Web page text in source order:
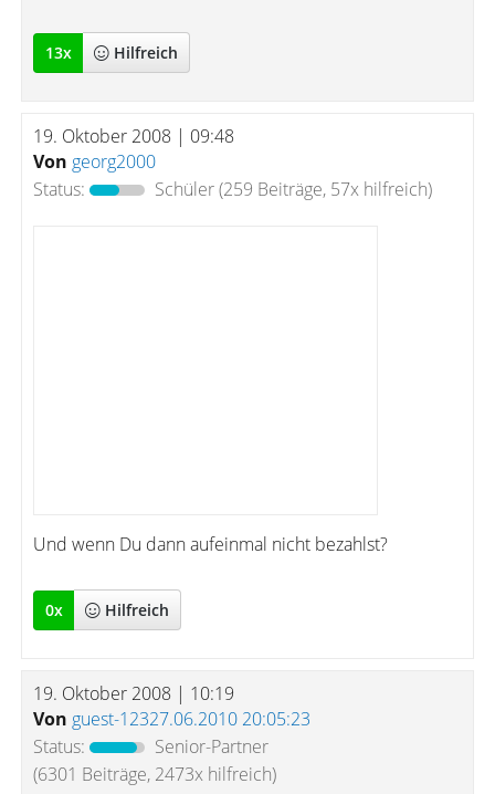
13x Hilfreich
19. Oktober 2008 | 09:48
Von georg2000
Status:
Schüler(259 Beiträge, 57x hilfreich)
Und wenn Du dann aufeinmal nicht bezahlst?
0x Hilfreich
19. Oktober 2008 | 10:19
Von guest-12327.06.2010 20:05:23
Status:
Senior-Partner
(6301 Beiträge, 2473x hilfreich)